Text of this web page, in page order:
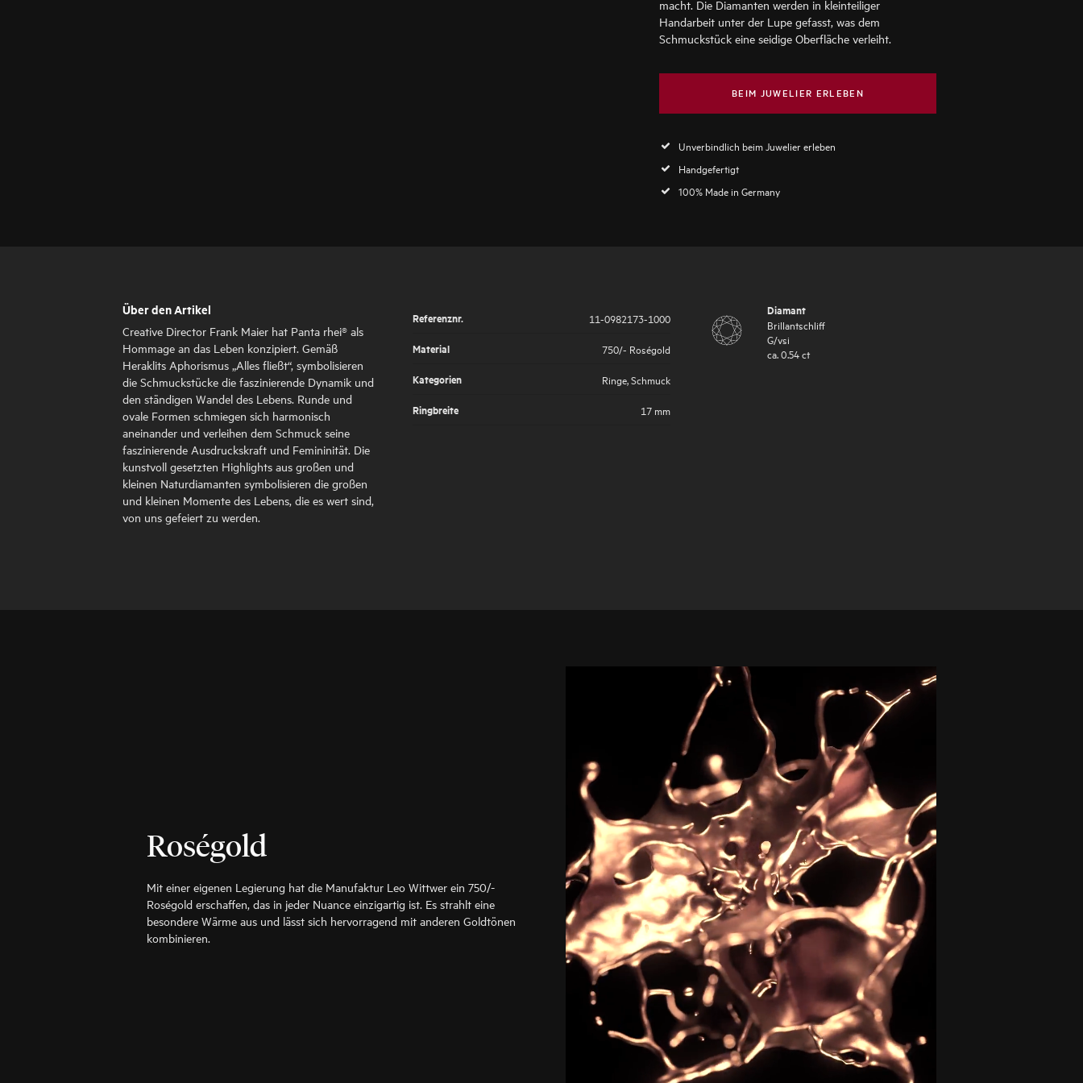
macht. Die Diamanten werden in kleinteiliger
Handarbeit unter der Lupe gefasst, was dem
Schmuckstück eine seidige Oberfläche verleiht.
BEIM JUWELIER ERLEBEN
Unverbindlich beim Juwelier erleben
Handgefertigt
100% Made in Germany
Über den Artikel
Creative Director Frank Maier hat Panta rhei® als
Hommage an das Leben konzipiert. Gemäß
Heraklits Aphorismus „Alles fließt“, symbolisieren
die Schmuckstücke die faszinierende Dynamik und
den ständigen Wandel des Lebens. Runde und
ovale Formen schmiegen sich harmonisch
aneinander und verleihen dem Schmuck seine
faszinierende Ausdruckskraft und Femininität. Die
kunstvoll gesetzten Highlights aus großen und
kleinen Naturdiamanten symbolisieren die großen
und kleinen Momente des Lebens, die es wert sind,
von uns gefeiert zu werden.
Referenznr.
11-0982173-1000
Material
750/- Roségold
Kategorien
Ringe Schmuck
Ringbreite
17 mm
Diamant
Brillantschliff
G/vsi
ca. 0.54ct
Roségold
Mit einer eigenen Legierung hat die Manufaktur Leo Wittwer ein 750/-
Roségold erschaffen, das in jeder Nuance einzigartig ist. Es strahlt eine
besondere Wärme aus und lässt sich hervorragend mit anderen Goldtönen
kombinieren.